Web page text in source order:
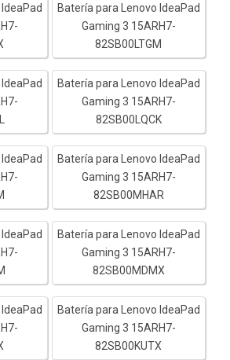
Batería para Lenovo IdeaPad
Gaming 3 15ARH7-
82SB00LTGM
Batería para Lenovo IdeaPad
Gaming 3 15ARH7-
82SB00LQCK
Batería para Lenovo IdeaPad
Gaming 3 15ARH7-
82SB00MHAR
Batería para Lenovo IdeaPad
Gaming 3 15ARH7-
82SB00MDMX
Batería para Lenovo IdeaPad
Gaming 3 15ARH7-
82SB00KUTX